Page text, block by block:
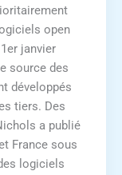
open
janvier
source des
développés
tiers. Des
a publié
France sous
logiciels